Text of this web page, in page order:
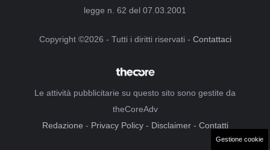
legge n. 62 del 07.03.2001
Copyright ©2026 - Tutti i diritti riservati - Contattaci
Le attività pubblicitarie su questo sito sono gestite da
theCoreAdv
Redazione - Privacy Policy- Disclaimer- Contatti
Gestione cookie